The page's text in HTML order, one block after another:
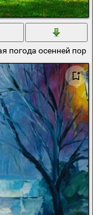
погода осенней